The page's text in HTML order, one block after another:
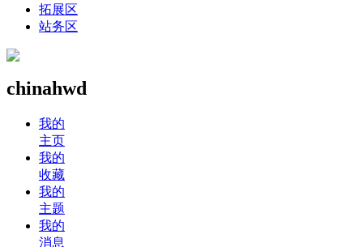
拓展区
站务区
chinahwd
我的
主页
我的
收藏
我的
主题
我的
消息